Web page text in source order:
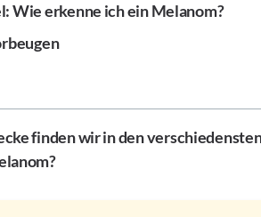
Wie erkenne ich ein Melanom?
finden wir in den